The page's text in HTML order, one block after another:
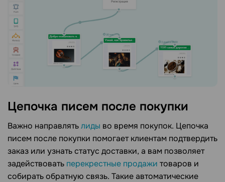
Цепочка писем после покупки
Важно направлятьлиды во время покупок. Цепочка
писем после покупки помогает клиентам подтвердить
заказ или узнать статус доставки, а вам позволяет
задействовать перекрестные продажи товаров и
собирать обратную связь. Такие автоматические